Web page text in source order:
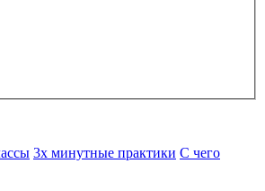
3х минутные практики С чего